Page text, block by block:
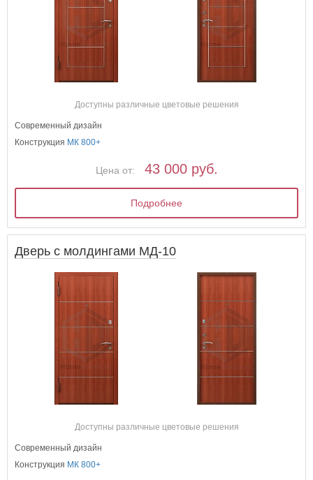
Доступны различные цветовые решения
Современный дизайн
Конструкция МК 800+
Цена от: 43 000 руб.
Подробнее
Дверь с молдингами МД-10
Доступны различные цветовые решения
Современный дизайн
Конструкция МК 800+